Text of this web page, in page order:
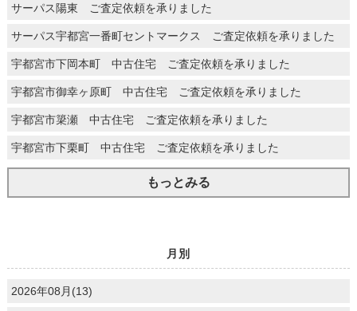
サーパス陽東 ご査定依頼を承りました
サーパス宇都宮一番町セントマークス ご査定依頼を承りました
宇都宮市下岡本町 中古住宅 ご査定依頼を承りました
宇都宮市御幸ヶ原町 中古住宅 ご査定依頼を承りました
宇都宮市簗瀬 中古住宅 ご査定依頼を承りました
宇都宮市下栗町 中古住宅 ご査定依頼を承りました
もっとみる
月別
2026年08月(13)